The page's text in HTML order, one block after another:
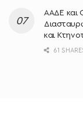
ΑΑΔΕ και
και
61